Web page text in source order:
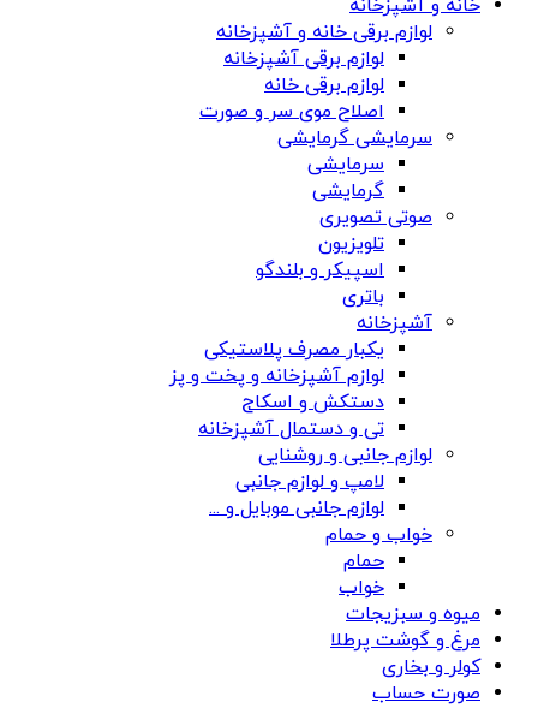
خانه و آشپزخانه
لوازم برقی خانه و آشپزخانه
لوازم برقی آشپزخانه
لوازم برقی خانه
اصلاح موی سر و صورت
سرمایشی گرمایشی
سرمایشی
گرمایشی
صوتی تصویری
تلویزیون
اسپیکر و بلندگو
باتری
آشپزخانه
یکبار مصرف پلاستیکی
لوازم آشپزخانه و پخت و پز
دستکش و اسکاج
تی و دستمال آشپزخانه
لوازم جانبی و روشنایی
لامپ و لوازم جانبی
لوازم جانبی موبایل و ...
خواب و حمام
حمام
خواب
میوه و سبزیجات
مرغ و گوشت پرطلا
کولر و بخاری
صورت حساب